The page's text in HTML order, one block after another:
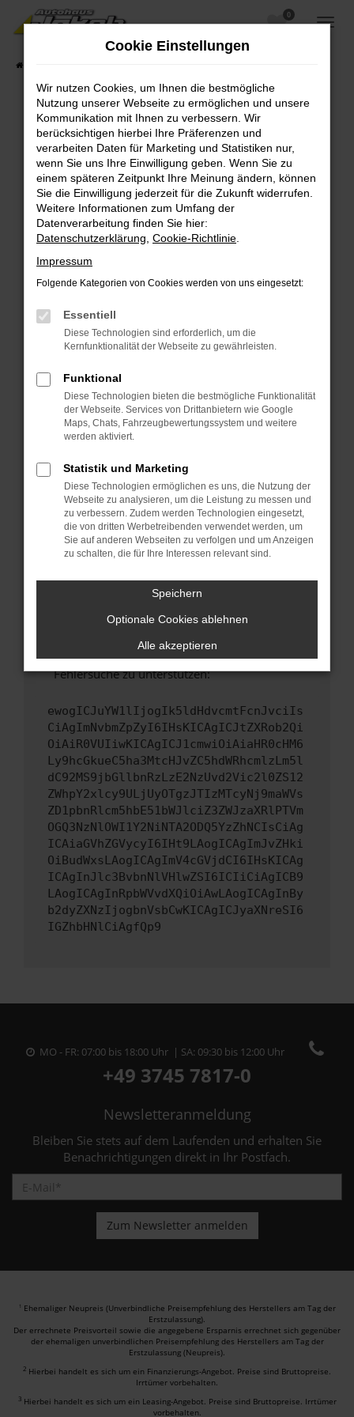
Zum
Hauptinhalt
0
Fehler: Network Error
Beim Laden ist ein Fehler aufgetreten.
Hier sind ein paar Tipps, die dir helfen können:
Überprüfe deine Firewall und deine
Internetverbindung.
Laden andere Webseiten, zum Beispiel deine
Suchmaschine?
Prüfe deine Browsererweiterungen.
Manche Erweiterungen, wie Werbeblocker,
können das Laden bestimmter Seiten
verhindern. Funktioniert die Seite in einem
Fenster?
Starte dein Gerät neu.
Das kann manchmal helfen, vorübergehende
Probleme zu beheben.
Betriebssystem auf dem neuesten Stand
sind.
Veraltete Software birgt nicht nur ein
Sicherheitsrisiko, sondern kann auch dazu
führen, dass bestimmte Funktionen nicht mehr
unterstützt werden.
Wende dich an den Webseitenbetreiber.
Wenn du alle oben genannten Schritte versucht
hast, kontaktiere uns bitte. Wir werden
versuchen, das Problem zu beheben. Du kannst
uns diesen Text schicken, um uns bei der
Fehlersuche zu unterstützen:
ewogICJuYW1lIjogIk5ldHdvcmtFcnJvciIs
CiAgImNvbmZpZyI6IHsKICAgICJtZXRob2Qi
OiAiR0VUIiwKICAgICJ1cmwiOiAiaHR0cHM6
Ly9hcGkueC5ha3MtcHJvZC5hdWRhcmlzLm5l
dC92MS9jbGllbnRzLzE2NzUvd2Vic2l0ZS12
ZWhpY2xlcy9ULjUyOTgzJTIzMTcyNj9maWVs
ZD1pbnRlcm5hbE51bWJlciZ3ZWJzaXRlPTVm
OGQ3NzNlOWI1Y2NiNTA2ODQ5YzZhNCIsCiAg
ICAiaGVhZGVycyI6IHt9LAogICAgImJvZHki
OiBudWxsLAogICAgImV4cGVjdCI6IHsKICAg
ICAgInJlc3BvbnNlVHlwZSI6ICIiCiAgICB9
LAogICAgInRpbWVvdXQiOiAwLAogICAgInBy
b2dyZXNzIjogbnVsbCwKICAgICJyaXNreSI6
IGZhbHNlCiAgfQp9
MO - FR: 07:00 bis 18:00 Uhr | SA: 09:30 bis 12:00 Uhr
+49 3745 7817-0
Newsletteranmeldung
Bleiben Sie stets auf dem Laufenden und erhalten Sie
Benachrichtigungen direkt in Ihr Postfach.
1 Ehemaliger Neupreis (Unverbindliche Preisempfehlung des Herstellers am Tag der
Erstzulassung).
Der errechnete Preisvorteil sowie die angegebene Ersparnis errechnet sich gegenüber
der ehemaligen unverbindlichen Preisempfehlung des Herstellers am Tag der
Erstzulassung (Neupreis).
2 Hierbei handelt es sich um ein Finanzierungs-Angebot. Preise sind Bruttopreise.
Irrtümer vorbehalten.
3 Hierbei handelt es sich um ein Leasing-Angebot. Preise sind Bruttopreise. Irrtümer
vorbehalten.
Cookie Einstellungen
Wir nutzen Cookies, um Ihnen die bestmögliche
Nutzung unserer Webseite zu ermöglichen und unsere
Kommunikation mit Ihnen zu verbessern. Wir
berücksichtigen hierbei Ihre Präferenzen und
verarbeiten Daten für Marketing und Statistiken nur,
wenn Sie uns Ihre Einwilligung geben. Wenn Sie zu
einem späteren Zeitpunkt Ihre Meinung ändern, können
Sie die Einwilligung jederzeit für die Zukunft widerrufen.
Weitere Informationen zum Umfang der
Datenverarbeitung finden Sie hier:
Datenschutzerklärung Cookie-Richtlinie
Impressum
Folgende Kategorien von Cookies werden von uns eingesetzt:
Essentiell
Diese Technologien sind erforderlich, um die
Kernfunktionalität der Webseite zu gewährleisten.
Funktional
Diese Technologien bieten die bestmögliche Funktionalität
der Webseite. Services von Drittanbietern wie Google
Maps, Chats, Fahrzeugbewertungssystem und weitere
werden aktiviert.
Statistik und Marketing
Diese Technologien ermöglichen es uns, die Nutzung der
Webseite zu analysieren, um die Leistung zu messen und
zu verbessern. Zudem werden Technologien eingesetzt,
die von dritten Werbetreibenden verwendet werden, um
Sie auf anderen Webseiten zu verfolgen und um Anzeigen
zu schalten, die für Ihre Interessen relevant sind.
Speichern
Optionale Cookies ablehnen
Alle akzeptieren